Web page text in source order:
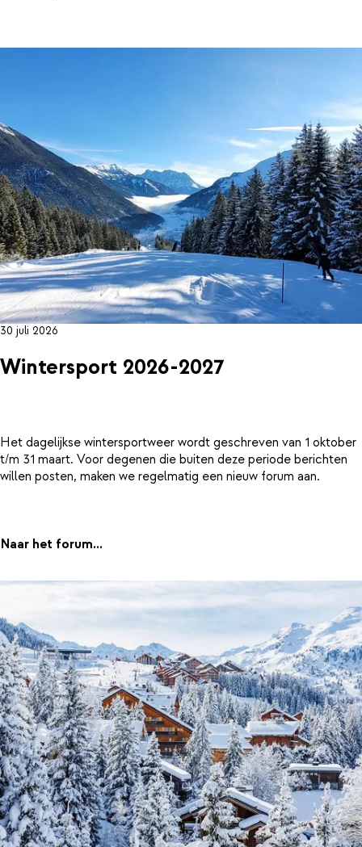
30 juli 2026
Wintersport 2026-2027
Het dagelijkse wintersportweer wordt geschreven van 1 oktober
t/m 31 maart. Voor degenen die buiten deze periode berichten
willen posten, maken we regelmatig een nieuw forum aan.
Naar het forum...